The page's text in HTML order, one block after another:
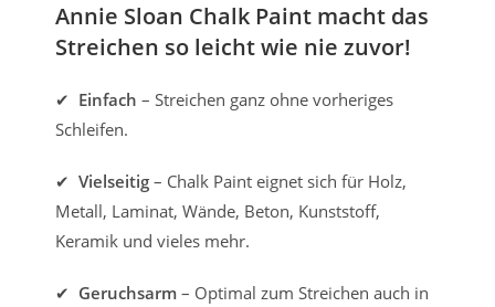
Annie Sloan Chalk Paint macht das
Streichen so leicht wie nie zuvor!
✔ Einfach – Streichen ganz ohne vorheriges
Schleifen.
✔ Vielseitig – Chalk Paint eignet sich für Holz,
Metall, Laminat, Wände, Beton, Kunststoff,
Keramik und vieles mehr.
✔ Geruchsarm – Optimal zum Streichen auch in